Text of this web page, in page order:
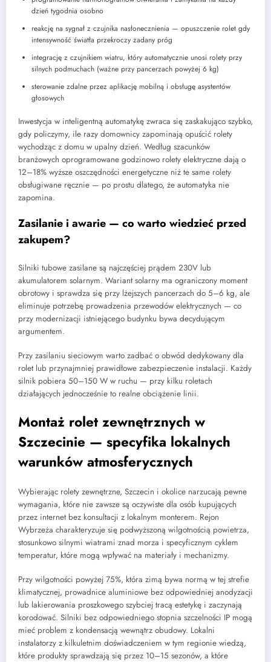
dzień tygodnia osobno
reakcję na sygnał z czujnika nasłonecznienia — opuszczenie rolet gdy
intensywność światła przekroczy zadany próg
integrację z czujnikiem wiatru, który automatycznie unosi rolety przy
silnych podmuchach (ważne przy pancerzach powyżej 6 kg)
sterowanie zdalne przez aplikację mobilną i obsługę asystentów
głosowych
Inwestycja w inteligentną automatykę zwraca się zaskakująco szybko,
gdy policzymy, ile razy domownicy zapominają opuścić rolety
wychodząc z domu w upalny dzień. Według szacunków
branżowych oprogramowane godzinowo rolety elektryczne dają o
12–18% wyższe oszczędności energetyczne niż te same rolety
obsługiwane ręcznie — po prostu dlatego, że automatyka nie
zapomina.
Zasilanie i awarie — co warto wiedzieć przed
zakupem?
Silniki tubowe zasilane są najczęściej prądem 230V lub
akumulatorem solarnym. Wariant solarny ma ograniczony moment
obrotowy i sprawdza się przy lżejszych pancerzach do 5–6 kg, ale
eliminuje potrzebę prowadzenia przewodów elektrycznych — co
przy modernizacji istniejącego budynku bywa decydującym
argumentem.
Przy zasilaniu sieciowym warto zadbać o obwód dedykowany dla
rolet lub przynajmniej prawidłowe zabezpieczenie instalacji. Każdy
silnik pobiera 50–150 W w ruchu — przy kilku roletach
działających jednocześnie to realne obciążenie linii.
Montaż rolet zewnętrznych w
Szczecinie — specyfika lokalnych
warunków atmosferycznych
Wybierając rolety zewnętrzne, Szczecin i okolice narzucają pewne
wymagania, które nie zawsze są oczywiste dla osób kupujących
przez internet bez konsultacji z lokalnym monterem. Rejon
Wybrzeża charakteryzuje się podwyższoną wilgotnością powietrza,
stosunkowo silnymi wiatrami znad morza i specyficznym cyklem
temperatur, które mogą wpływać na materiały i mechanizmy.
Przy wilgotności powyżej 75%, która zimą bywa normą w tej strefie
klimatycznej, prowadnice aluminiowe bez odpowiedniej anodyzacji
lub lakierowania proszkowego szybciej tracą estetykę i zaczynają
korodować. Silniki bez odpowiedniego stopnia szczelności IP mogą
mieć problem z kondensacją wewnątrz obudowy. Lokalni
instalatorzy z kilkuletnim doświadczeniem w tym regionie wiedzą,
które produkty sprawdzają się przez 10–15 sezonów, a które